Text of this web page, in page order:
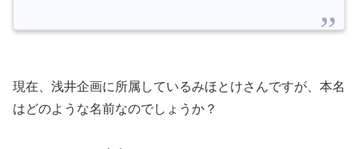
現在、浅井企画に所属しているみほとけさんですが、本名
はどのような名前なのでしょうか？